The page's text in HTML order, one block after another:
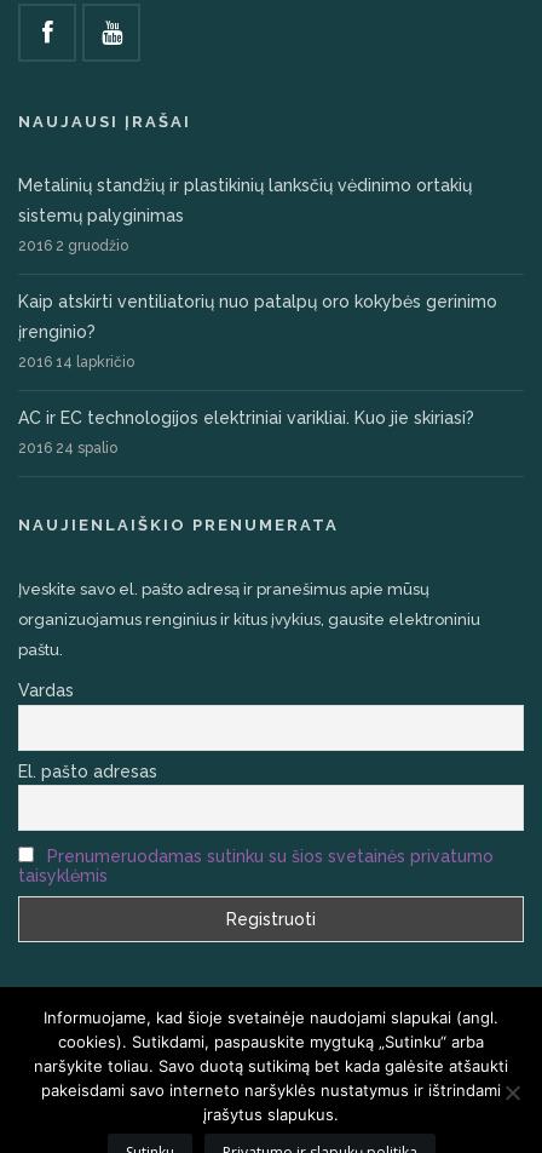
NAUJAUSI ĮRAŠAI
Metalinių standžių ir plastikinių lanksčių vėdinimo ortakių
sistemų palyginimas
2016 2 gruodžio
Kaip atskirti ventiliatorių nuo patalpų oro kokybės gerinimo
įrenginio?
2016 14 lapkričio
AC ir EC technologijos elektriniai varikliai. Kuo jie skiriasi?
2016 24 spalio
NAUJIENLAIŠKIO PRENUMERATA
Įveskite savo el. pašto adresą ir pranešimus apie mūsų
organizuojamus renginius ir kitus įvykius, gausite elektroniniu
paštu.
Vardas
El. pašto adresas
Prenumeruodamas sutinku su šios svetainės privatumo
taisyklėmis
VISOS TEISĖS SAUGOMOSHOMEAIR.LT
KLAUSIMAI IR ATSAKYMAI KONTAKTAI
Informuojame, kad šioje svetainėje naudojami slapukai (angl.
cookies). Sutikdami, paspauskite mygtuką „Sutinku“ arba
naršykite toliau. Savo duotą sutikimą bet kada galėsite atšaukti
pakeisdami savo interneto naršyklės nustatymus ir ištrindami
įrašytus slapukus.